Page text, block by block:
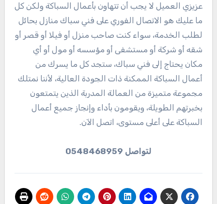
عزيزي العميل لا يجب أن تتهاون بأعمال السباكة ولكن كل
ما عليك هو الاتصال الفوري على فني سباك منازل بحائل
لطلب الخدمة، سواء كنت صاحب منزل أو فيلا أو قصر أو
شقه أو شركة أو مستشفى أو مؤسسه أو مول أو أي
مكان يحتاج إلى فني سباك، ستجد كل ما يسرك من
أعمال السباكة الممكنة ذات الجودة العالية، لأننا نمتلك
مجموعة متميزة من العمالة المدربة الذين يتمتعون
بخبرتهم الطويلة، ويقومون بأداء وإنجاز جميع أعمال
السباكة على أعلى مستوى، اتصل الآن.
لتواصل 0548468959